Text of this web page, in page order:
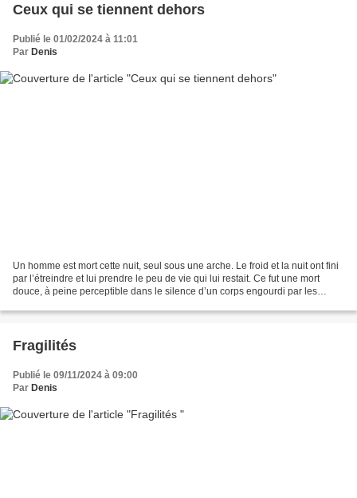
Ceux qui se tiennent dehors
Publié le 01/02/2024 à 11:01
Par Denis
Un homme est mort cette nuit, seul sous une arche. Le froid et la nuit ont fini
par l’étreindre et lui prendre le peu de vie qui lui restait. Ce fut une mort
douce, à peine perceptible dans le silence d’un corps engourdi par les
Fragilités
Publié le 09/11/2024 à 09:00
Par Denis